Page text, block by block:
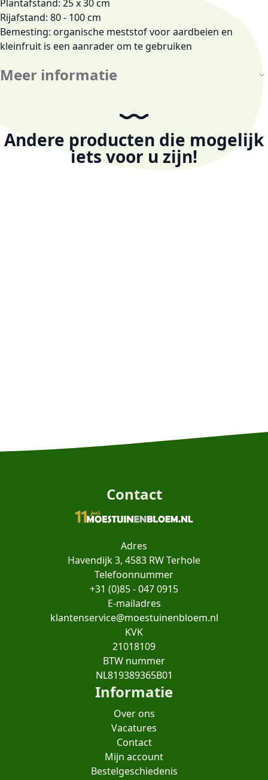
Plantafstand: 25 x 30 cm
Rijafstand: 80 - 100 cm
Bemesting: organische meststof voor aardbeien en
kleinfruit is een aanrader om te gebruiken
Meer informatie
Andere producten die mogelijk
iets voor u zijn!
Contact
Adres
Havendijk 3, 4583 RW Terhole
Telefoonnummer
+31 (0)85 - 047 0915
E-mailadres
klantenservice@moestuinenbloem.nl
KVK
21018109
BTW nummer
NL819389365B01
Informatie
Over ons
Vacatures
Contact
Mijn account
Bestelgeschiedenis